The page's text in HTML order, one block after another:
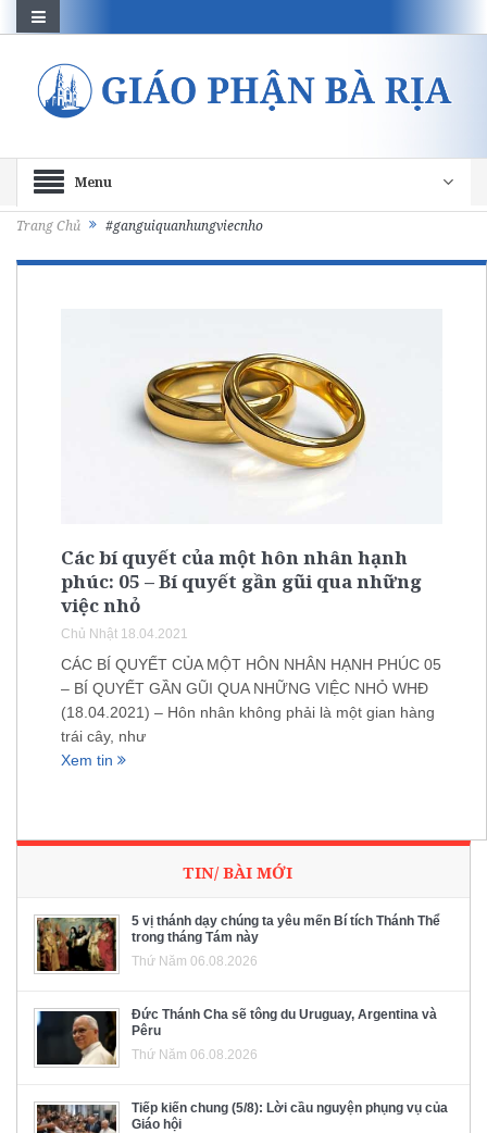
Menu
Trang Chủ #ganguiquanhungviecnho
Các bí quyết của một hôn nhân hạnh
phúc: 05 – Bí quyết gần gũi qua những
việc nhỏ
Chủ Nhật 18.04.2021
CÁC BÍ QUYẾT CỦA MỘT HÔN NHÂN HẠNH PHÚC 05
– BÍ QUYẾT GẦN GŨI QUA NHỮNG VIỆC NHỎ WHĐ
(18.04.2021) – Hôn nhân không phải là một gian hàng
trái cây, như
Xem tin
TIN/ BÀI MỚI
5 vị thánh dạy chúng ta yêu mến Bí tích Thánh Thể
trong tháng Tám này
Thứ Năm 06.08.2026
Đức Thánh Cha sẽ tông du Uruguay, Argentina và
Pêru
Thứ Năm 06.08.2026
Tiếp kiến chung (5/8): Lời cầu nguyện phụng vụ của
Giáo hội